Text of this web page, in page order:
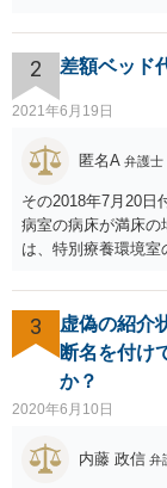
護受給の際に扶養で
い旨回答すればそ
通りです。 民法上
ではありません。
る扶養義務は配偶
まれてすぐ両親が
養義務の順位を下
2 差額ベッド
2021年6月19日
匿名A 弁護士
その2018年7月20日
病室の病床が満床の
は、特別療養環境
ことが確認される場
であっても、特別
あるので、当局の
差額ベッド代は請
必要があるにもか
れば、他院を受診す
と思われる事例」
されていないです
3
虚偽の紹介
断名を付け
か？
2020年6月10日
内藤 政信 弁